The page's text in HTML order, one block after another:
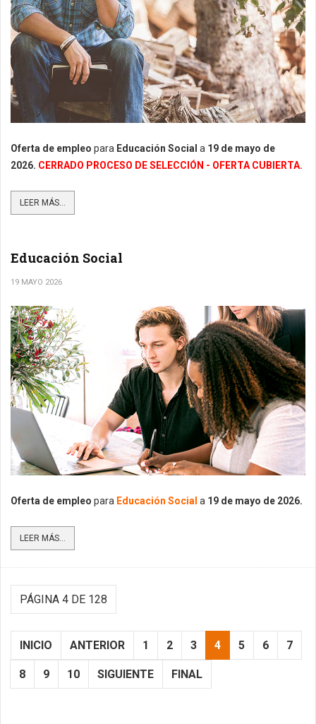
Oferta de empleo para Educación Social a 19 de mayo de
2026. CERRADO PROCESO DE SELECCIÓN - OFERTA CUBIERTA.
LEER MÁS...
Educación Social
19 MAYO 2026
Oferta de empleo para Educación Social a 19 de mayo de 2026.
LEER MÁS...
PÁGINA 4 DE 128
INICIO ANTERIOR 1 2 3 4 5 6 7
8 9 10 SIGUIENTE FINAL